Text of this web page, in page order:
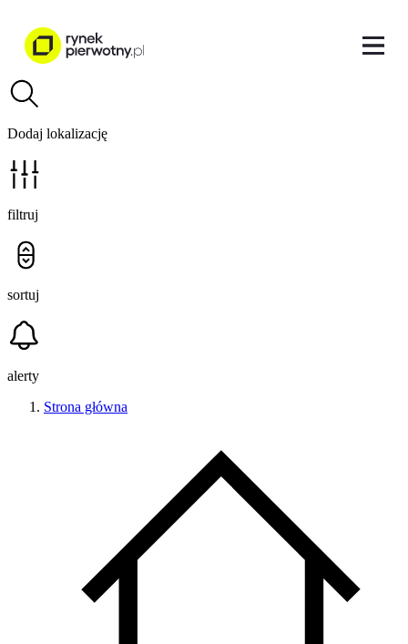
Dodaj lokalizację
filtruj
sortuj
alerty
Strona główna